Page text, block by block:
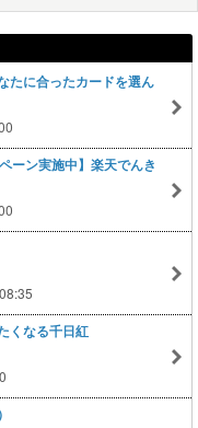
たに合ったカードを選ん
ーン実施中】楽天でんき
くなる千日紅